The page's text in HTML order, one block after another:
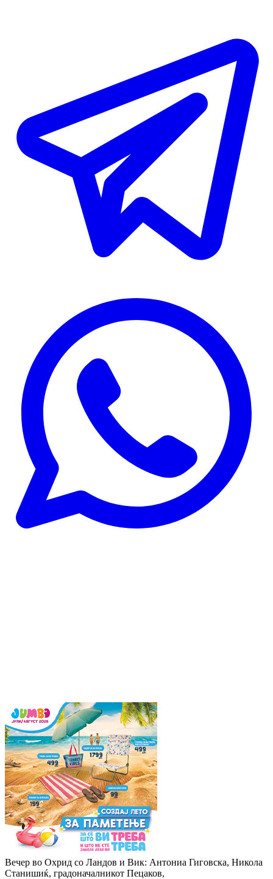
Вечер во Охрид со Ландов и Вик: Антониа Гиговска, Никола
Станишиќ, градоначалникот Пецаков,